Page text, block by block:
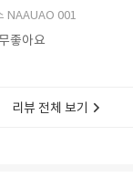
NAAUAO 001
좋아요
리뷰 전체 보기